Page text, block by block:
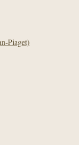
Piaget)